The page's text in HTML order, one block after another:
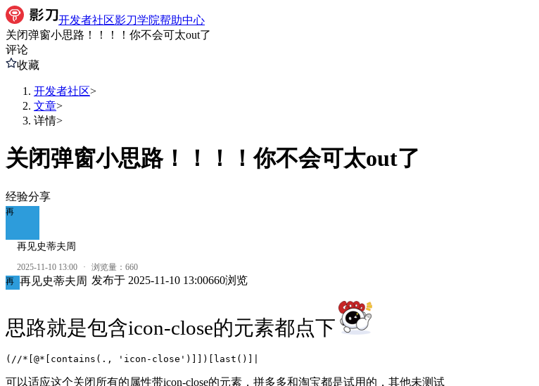
开发者社区影刀学院帮助中心
关闭弹窗小思路！！！！你不会可太out了
评论
收藏
开发者社区>
文章>
详情>
关闭弹窗小思路！！！！你不会可太out了
经验分享
再
再见史蒂夫周
2025-11-10 13:00 · 浏览量： 660
再 再见史蒂夫周 发布于 2025-11-10 13:00660浏览
思路就是包含icon-close的元素都点下
(//*[@*[contains(., 'icon-close')]])[last()]|
可以适应这个关闭所有的属性带icon-close的元素，拼多多和淘宝都是试用的，其他未测试